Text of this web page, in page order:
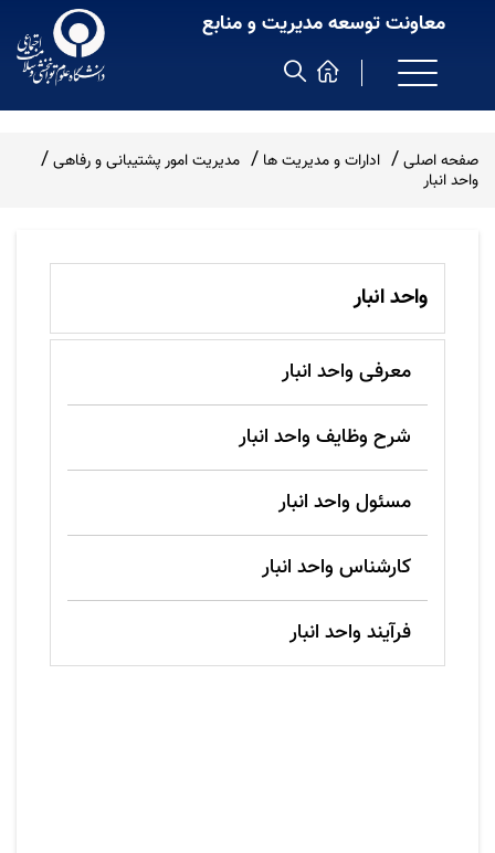
معاونت توسعه مدیریت و منابع
صفحه اصلی ادارات و مدیریت ها
مدیریت امور پشتیبانی و رفاهی
واحد انبار
واحد انبار
معرفی واحد انبار
شرح وظایف واحد انبار
مسئول واحد انبار
کارشناس واحد انبار
فرآیند واحد انبار